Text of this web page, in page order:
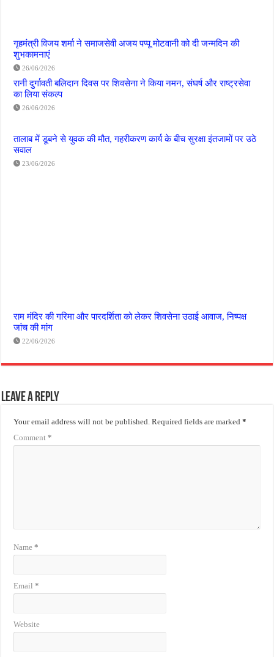
गृहमंत्री विजय शर्मा ने समाजसेवी अजय पप्पू मोटवानी को दी जन्मदिन की
शुभकामनाएं
26/06/2026
रानी दुर्गावती बलिदान दिवस पर शिवसेना ने किया नमन, संघर्ष और राष्ट्रसेवा
का लिया संकल्प
26/06/2026
तालाब में डूबने से युवक की मौत, गहरीकरण कार्य के बीच सुरक्षा इंतजामों पर उठे
सवाल
23/06/2026
राम मंदिर की गरिमा और पारदर्शिता को लेकर शिवसेना उठाई आवाज, निष्पक्ष
जांच की मांग
22/06/2026
Leave a Reply
Your email address will not be published. Required fields are marked*
Comment*
Name*
Email*
Website